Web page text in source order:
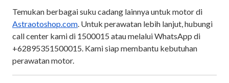
Temukan berbagai suku cadang lainnya untuk motor di
Astraotoshop.com. Untuk perawatan lebih lanjut, hubungi
call center kami di 1500015 atau melalui WhatsApp di
+62895351500015. Kami siap membantu kebutuhan
perawatan motor.